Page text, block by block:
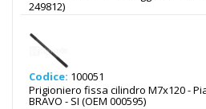
249812)
Codice: 100051
Prigioniero fissa cilindro M7x120 -
BRAVO - SI (OEM 000595)